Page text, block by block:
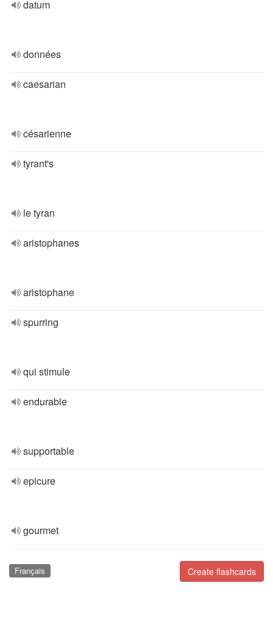
datum
données
caesarian
césarienne
tyrant's
le tyran
aristophanes
aristophane
spurring
qui stimule
endurable
supportable
epicure
gourmet
Create flashcards
Français